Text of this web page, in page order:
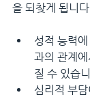
을 되찾게 됩니
성적 능력
과의 관계
질 수 있습
심리적 부